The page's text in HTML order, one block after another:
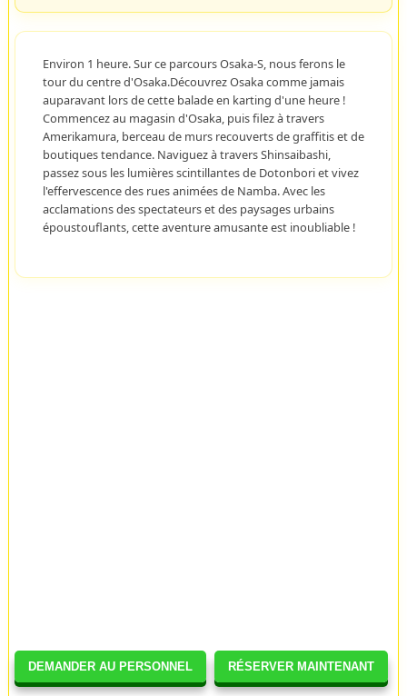
DEMANDER AU PERSONNEL RÉSERVER MAINTENANT
Environ 1 heure. Sur ce parcours Osaka-S, nous ferons le
tour du centre d'Osaka.Découvrez Osaka comme jamais
auparavant lors de cette balade en karting d'une heure !
Commencez au magasin d'Osaka, puis filez à travers
Amerikamura, berceau de murs recouverts de graffitis et de
boutiques tendance. Naviguez à travers Shinsaibashi,
passez sous les lumières scintillantes de Dotonbori et vivez
l'effervescence des rues animées de Namba. Avec les
acclamations des spectateurs et des paysages urbains
époustouflants, cette aventure amusante est inoubliable !